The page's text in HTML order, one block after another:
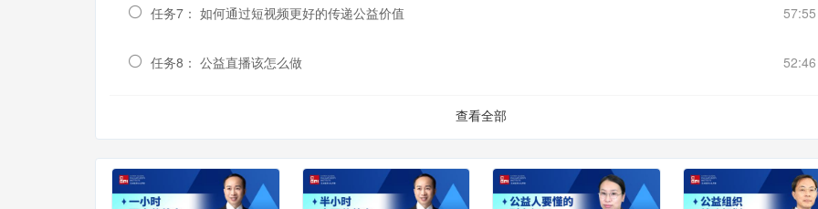
任务7： 如何通过短视频更好的传递公益价值
任务8： 公益直播该怎么做
查看全部